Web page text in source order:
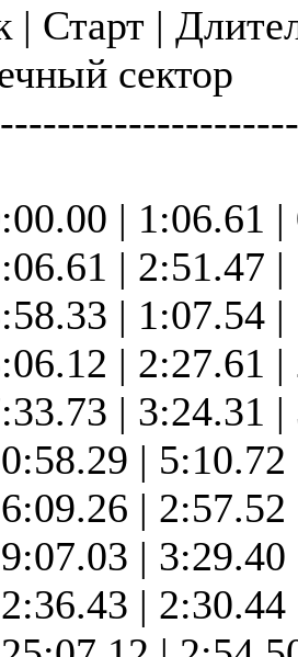
| Старт |
сектор
| 1:06.61 |
| 2:51.47 |
| 1:07.54
| 2:27.61 |
| 3:24.31
|
|
|
|